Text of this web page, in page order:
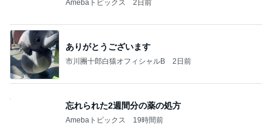
Amebaトピックス 2日前
ありがとうございます
市川團十郎白猿オフィシャルB 2日前
忘れられた2週間分の薬の処方
Amebaトピックス 19時間前